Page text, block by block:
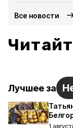
Все новости
Лучшее за
1